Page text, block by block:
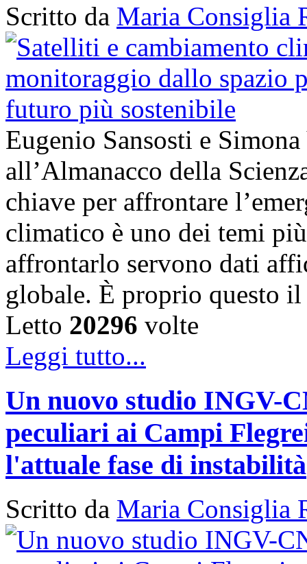
Scritto da Maria Consiglia
Eugenio Sansosti e
all’Almanacco della
chiave per affrontare
climatico è uno dei temi
affrontarlo servono dati
globale. È proprio questo
Letto 20296 volte
Leggi tutto...
Un nuovo studio INGV-
peculiari ai Campi
l'attuale fase di instabilità
Scritto da Maria Consiglia